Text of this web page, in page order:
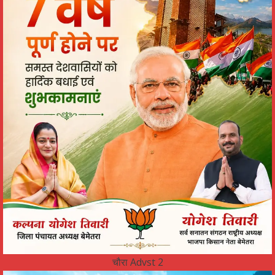
चौरा Advst 2